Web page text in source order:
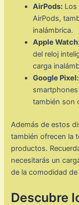
AirPods: Los
AirPods,
inalámbrica.
Apple
del reloj
carga
Google Pixel:
smartphones
también son
Además de estos
también ofrecen la
productos.
necesitarás un
de la comodidad
Descubre